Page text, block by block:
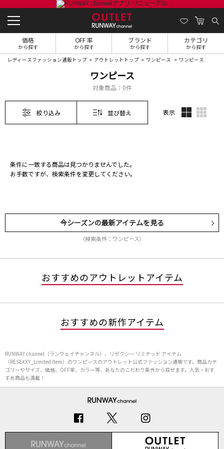
価格
から探す
OFF 率
から探す
ブランド
から探す
カテゴリ
から探す
レディースファッション通販トップ アウトレットトップ ワンピース ワンピース
ワンピース
対象商品： 0件
絞り込み 並び替え 表示
条件に一致する商品は見つかりませんでした。
お手数ですが、検索条件を変更してください。
今シーズンの最新アイテムを見る
（検索条件：ワンピース）
おすすめのアウトレットアイテム
おすすめの新作アイテム
RUNWAY channel（ランウェイチャンネル）、リゼクシー リミテッド アイテム
（RESEXXY_Limited Item）のワンピースのアウトレット公式ファッション通販です。商品カテ
ゴリーやサイズ、価格、OFF率、カラー等、あなたのこだわり条件から探せます。人気・おす
すめ商品も満載！